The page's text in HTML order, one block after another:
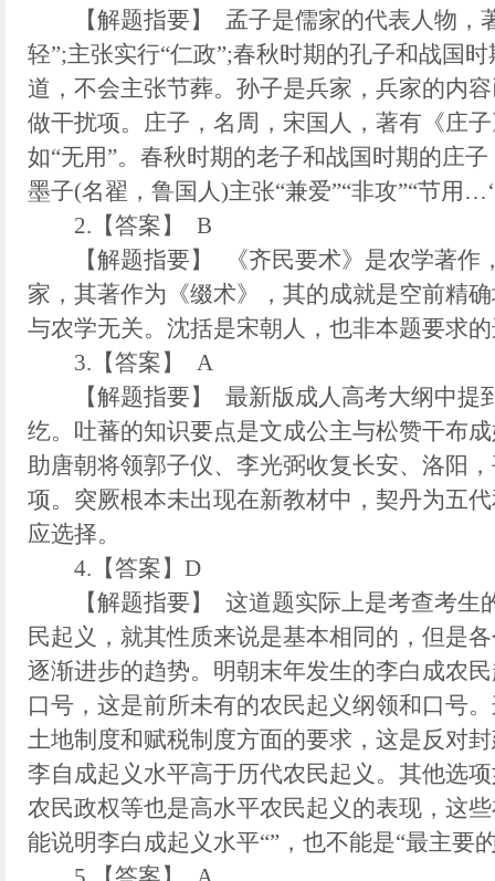
【解题指要】 孟子是儒家的代表人物，著
轻”;主张实行“仁政”;春秋时期的孔子和战国
道，不会主张节葬。孙子是兵家，兵家的内
做干扰项。庄子，名周，宋国人，著有《庄
如“无用”。春秋时期的老子和战国时期的庄
墨子(名翟，鲁国人)主张“兼爱”“非攻”“节用
2.【答案】 B
【解题指要】 《齐民要术》是农学著作
家，其著作为《缀术》，其的成就是空前精
与农学无关。沈括是宋朝人，也非本题要求
3.【答案】 A
【解题指要】 最新版成人高考大纲中提
纥。吐蕃的知识要点是文成公主与松赞干布
助唐朝将领郭子仪、李光弼收复长安、洛阳
项。突厥根本未出现在新教材中，契丹为五
应选择。
4.【答案】D
【解题指要】 这道题实际上是考查考生
民起义，就其性质来说是基本相同的，但是
逐渐进步的趋势。明朝末年发生的李白成农
口号，这是前所未有的农民起义纲领和口号
土地制度和赋税制度方面的要求，这是反对
李自成起义水平高于历代农民起义。其他选
农民政权等也是高水平农民起义的表现，这
能说明李白成起义水平“”，也不能是“最主要